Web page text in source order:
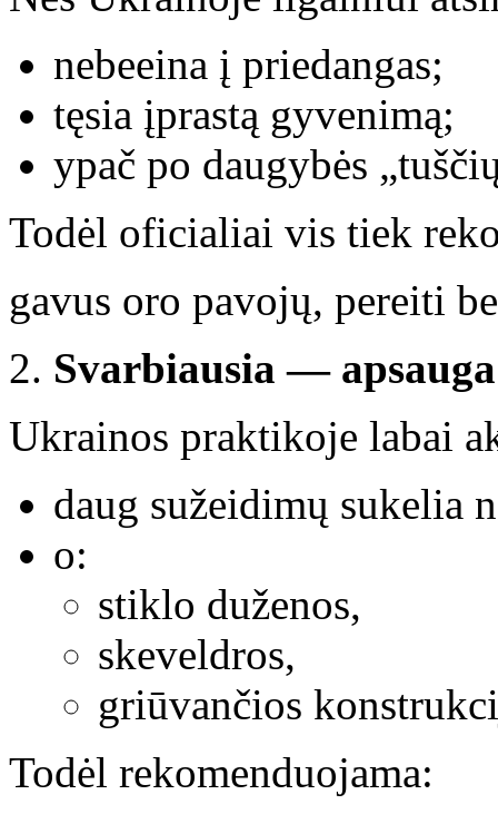
nebeeina į priedangas;
tęsia įprastą gyvenimą;
ypač po daugybės
Todėl oficialiai vis tiek
gavus oro pavojų, pereiti
Svarbiausia —
Ukrainos praktikoje labai
daug sužeidimų sukelia
o:
stiklo duženos,
skeveldros,
griūvančios
Todėl rekomenduojama: